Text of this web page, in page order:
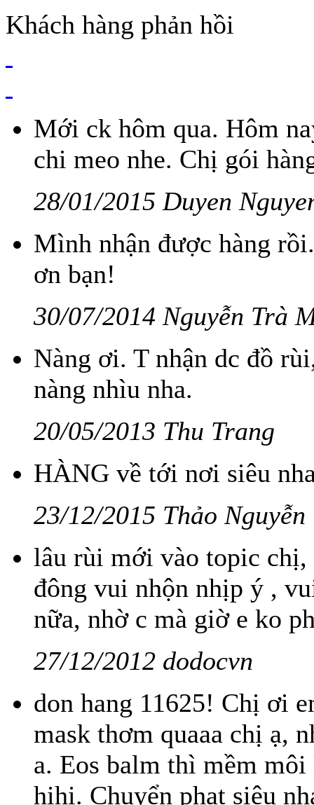
Khách hàng phản hồi
Mới ck hôm qua. Hôm
chi meo nhe. Chị gói
28/01/2015 Duyen
Mình nhận được hàng
ơn bạn!
30/07/2014 Nguyễn Trà
Nàng ơi. T nhận dc đồ
nàng nhìu nha.
20/05/2013 Thu Trang
HÀNG về tới nơi siêu
23/12/2015 Thảo Nguyễn
lâu rùi mới vào topic chị,
đông vui nhộn nhịp ý ,
nữa, nhờ c mà giờ e ko
27/12/2012 dodocvn
don hang 11625! Chị ơi
mask thơm quaaa chị ạ,
a. Eos balm thì mềm
hihi. Chuyển phat siêu